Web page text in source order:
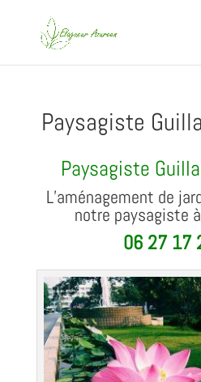
Paysagiste
Paysagiste
L’aménagement de
notre paysagiste
06 27 17